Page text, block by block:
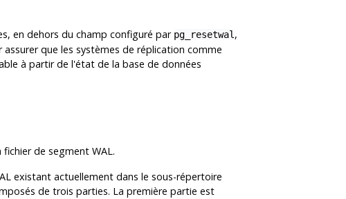
en dehors du champ configuré par pg_resetwal,
que les systèmes de réplication comme
à partir de l'état de la base de données
de segment WAL.
existant actuellement dans le sous-répertoire
de trois parties. La première partie est